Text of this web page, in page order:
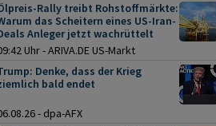
Rally treibt Rohstoffmärkte:
das Scheitern eines US-Iran-
Anleger jetzt wachrüttelt
Uhr - ARIVA.DE US-Markt
Denke, dass der Krieg
bald endet
- dpa-AFX